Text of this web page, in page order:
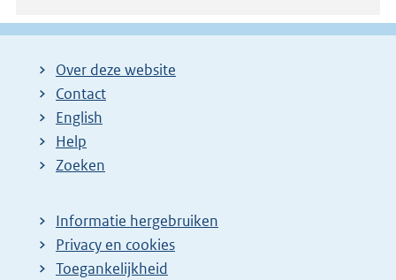
Over deze website
Contact
English
Help
Zoeken
Informatie hergebruiken
Privacy en cookies
Toegankelijkheid